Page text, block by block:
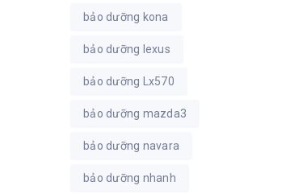
bảo dưỡng kona
bảo dưỡng lexus
bảo dưỡng Lx570
bảo dưỡng mazda3
bảo dưỡng navara
bảo dưỡng nhanh